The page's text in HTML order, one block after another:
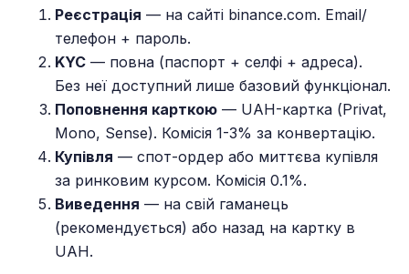
Реєстрація — на сайті binance.com. Email/
телефон + пароль.
KYC — повна (паспорт + селфі + адреса).
Без неї доступний лише базовий функціонал.
Поповнення карткою — UAH-картка (Privat,
Mono, Sense). Комісія 1-3% за конвертацію.
Купівля — спот-ордер або миттєва купівля
за ринковим курсом. Комісія 0.1%.
Виведення — на свій гаманець
(рекомендується) або назад на картку в
UAH.